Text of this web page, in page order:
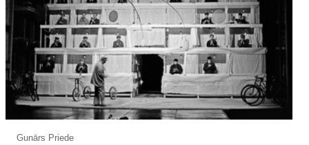
Gunārs Priede